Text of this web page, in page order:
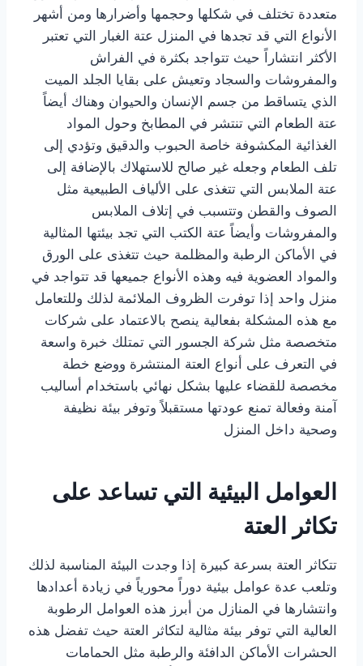
متعددة تختلف في شكلها وحجمها وأضرارها ومن أشهر
الأنواع التي قد تجدها في المنزل عتة الغبار التي تعتبر
الأكثر انتشاراً حيث تتواجد بكثرة في الفراش
والمفروشات والسجاد وتعيش على بقايا الجلد الميت
الذي يتساقط من جسم الإنسان والحيوان وهناك أيضاً
عتة الطعام التي تنتشر في المطابخ وحول المواد
الغذائية المكشوفة خاصة الحبوب والدقيق وتؤدي إلى
تلف الطعام وجعله غير صالح للاستهلاك بالإضافة إلى
عتة الملابس التي تتغذى على الألياف الطبيعية مثل
الصوف والقطن وتتسبب في إتلاف الملابس
والمفروشات وأيضاً عتة الكتب التي تجد بيئتها المثالية
في الأماكن الرطبة والمظلمة حيث تتغذى على الورق
والمواد العضوية فيه وهذه الأنواع جميعها قد تتواجد في
منزل واحد إذا توفرت الظروف الملائمة لذلك وللتعامل
مع هذه المشكلة بفعالية ينصح بالاعتماد على شركات
متخصصة مثل شركة الجسور التي تمتلك خبرة واسعة
في التعرف على أنواع العتة المنتشرة ووضع خطة
مخصصة للقضاء عليها بشكل نهائي باستخدام أساليب
آمنة وفعالة تمنع عودتها مستقبلاً وتوفر بيئة نظيفة
وصحية داخل المنزل
العوامل البيئية التي تساعد على
تكاثر العتة
تتكاثر العتة بسرعة كبيرة إذا وجدت البيئة المناسبة لذلك
وتلعب عدة عوامل بيئية دوراً محورياً في زيادة أعدادها
وانتشارها في المنازل من أبرز هذه العوامل الرطوبة
العالية التي توفر بيئة مثالية لتكاثر العتة حيث تفضل هذه
الحشرات الأماكن الدافئة والرطبة مثل الحمامات